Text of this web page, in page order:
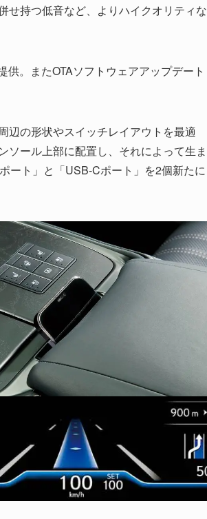
せ持つ低音など、よりハイクオリティな
。またOTAソフトウェアアップデート
辺の形状やスイッチレイアウトを最適
ール上部に配置し、それによって生ま
ート」と「USB-Cポート」を2個新たに